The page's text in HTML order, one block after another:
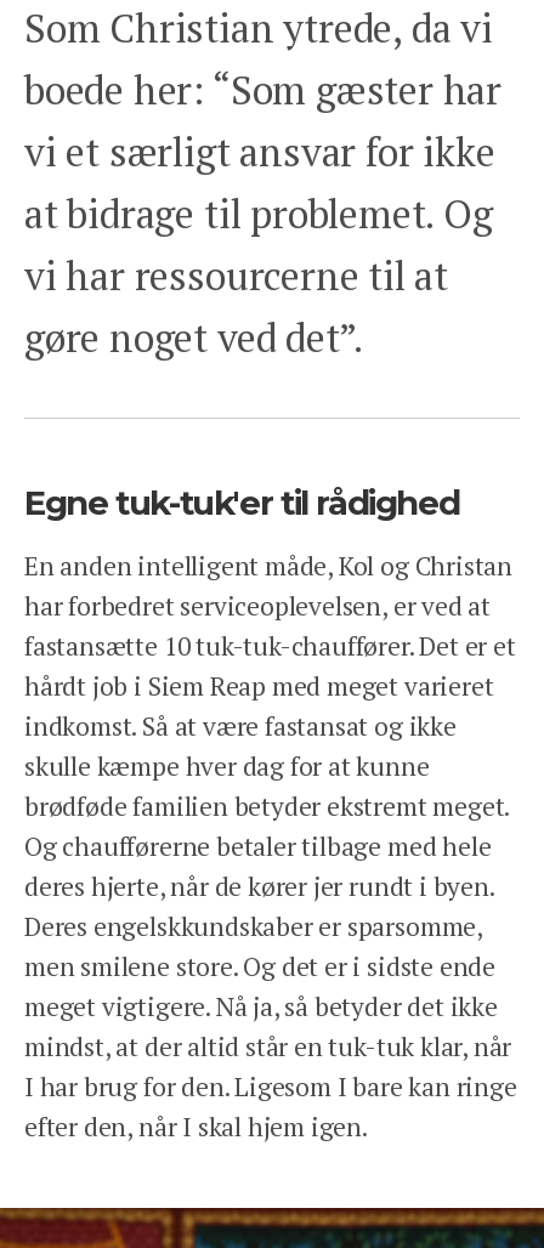
Som Christian ytrede, da vi
boede her: “Som gæster har
vi et særligt ansvar for ikke
at bidrage til problemet. Og
vi har ressourcerne til at
gøre noget ved det”.
Egne tuk-tuk'er til rådighed
En anden intelligent måde, Kol og Christan
har forbedret serviceoplevelsen, er ved at
fastansætte 10 tuk-tuk-chauffører. Det er et
hårdt job i Siem Reap med meget varieret
indkomst. Så at være fastansat og ikke
skulle kæmpe hver dag for at kunne
brødføde familien betyder ekstremt meget.
Og chaufførerne betaler tilbage med hele
deres hjerte, når de kører jer rundt i byen.
Deres engelskkundskaber er sparsomme,
men smilene store. Og det er i sidste ende
meget vigtigere. Nå ja, så betyder det ikke
mindst, at der altid står en tuk-tuk klar, når
I har brug for den. Ligesom I bare kan ringe
efter den, når I skal hjem igen.